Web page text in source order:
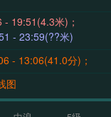
- 19:51(4.3米)；
- 23:59(??米)
- 13:06(41.0分)；
图